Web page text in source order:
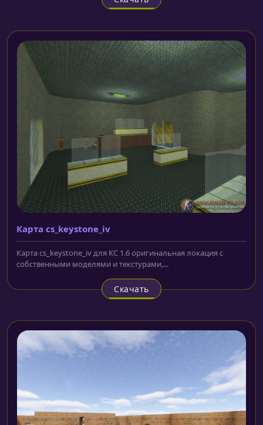
Карта cs_keystone_iv
Карта cs_keystone_iv для КС 1.6 оригинальная локация с
собственными моделями и текстурами,...
Скачать